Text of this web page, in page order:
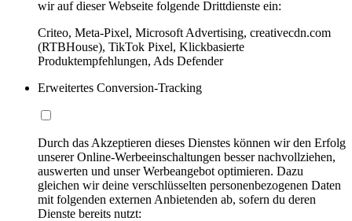
wir auf dieser Webseite folgende Drittdienste ein:
Criteo, Meta-Pixel, Microsoft Advertising, creativecdn.com
(RTBHouse), TikTok Pixel, Klickbasierte
Produktempfehlungen, Ads Defender
Erweitertes Conversion-Tracking
Durch das Akzeptieren dieses Dienstes können wir den Erfolg
unserer Online-Werbeeinschaltungen besser nachvollziehen,
auswerten und unser Werbeangebot optimieren. Dazu
gleichen wir deine verschlüsselten personenbezogenen Daten
mit folgenden externen Anbietenden ab, sofern du deren
Dienste bereits nutzt: